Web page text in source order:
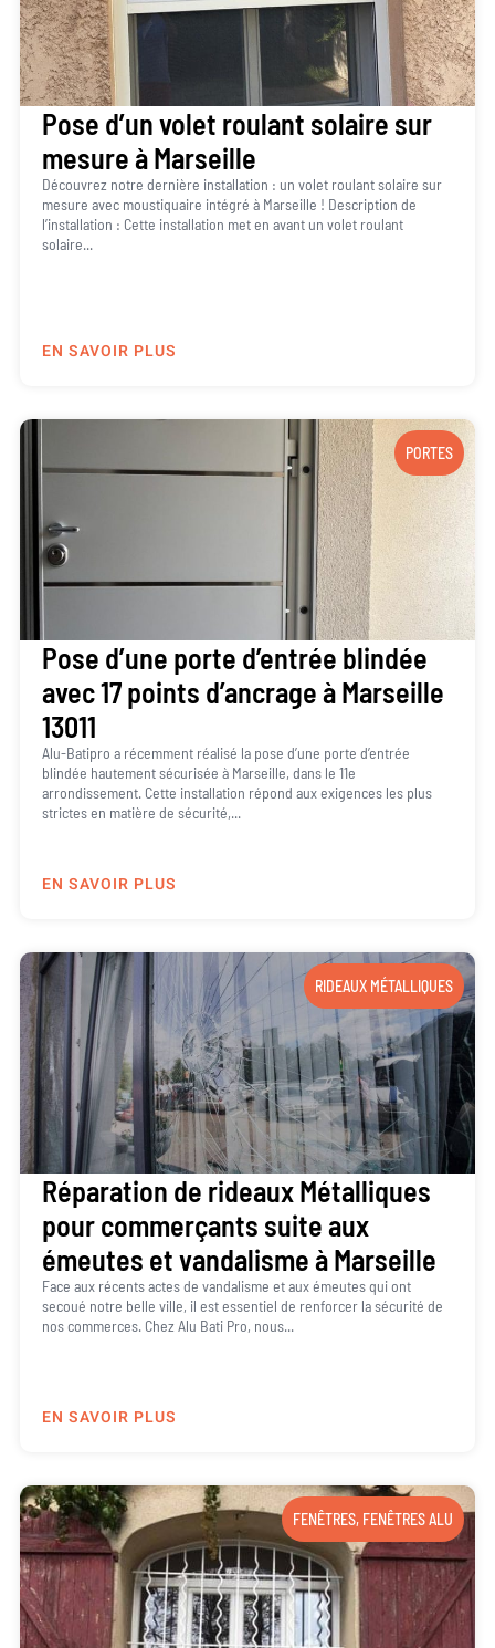
Pose d’un volet roulant solaire sur
mesure à Marseille
Découvrez notre dernière installation : un volet roulant solaire sur
mesure avec moustiquaire intégré à Marseille ! Description de
l’installation : Cette installation met en avant un volet roulant
solaire...
EN SAVOIR PLUS
PORTES
Pose d’une porte d’entrée blindée
avec 17 points d’ancrage à Marseille
13011
Alu-Batipro a récemment réalisé la pose d’une porte d’entrée
blindée hautement sécurisée à Marseille, dans le 11e
arrondissement. Cette installation répond aux exigences les plus
strictes en matière de sécurité,...
EN SAVOIR PLUS
RIDEAUX MÉTALLIQUES
Réparation de rideaux Métalliques
pour commerçants suite aux
émeutes et vandalisme à Marseille
Face aux récents actes de vandalisme et aux émeutes qui ont
secoué notre belle ville, il est essentiel de renforcer la sécurité de
nos commerces. Chez Alu Bati Pro, nous...
EN SAVOIR PLUS
FENÊTRES, FENÊTRES ALU